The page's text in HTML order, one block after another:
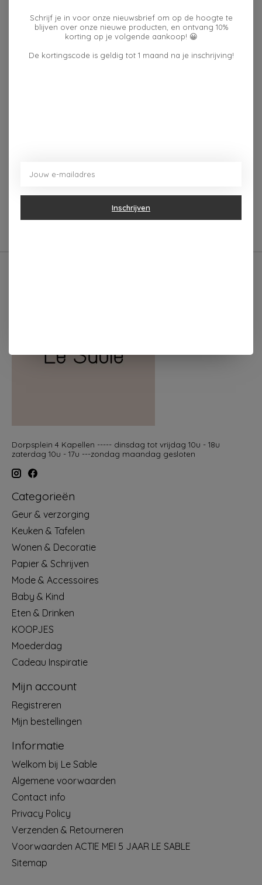
Toevoegen aan winkelwagen
Plaats bestelling
leuke ding op je salontafel en laat'm stralen! Dit
Dorpsplein 4 Kapellen ----- dinsdag tot vrijdag 10u - 18u
zaterdag 10u - 17u ---zondag maandag gesloten
Categorieën
Geur & verzorging
Keuken & Tafelen
Wonen & Decoratie
Papier & Schrijven
Mode & Accessoires
Baby & Kind
Eten & Drinken
KOOPJES
Moederdag
Cadeau Inspiratie
Mijn account
Registreren
Mijn bestellingen
Informatie
Welkom bij Le Sable
Algemene voorwaarden
Contact info
Privacy Policy
Verzenden & Retourneren
Voorwaarden ACTIE MEI 5 JAAR LE SABLE
Sitemap
Schrijf je in voor onze nieuwsbrief om op de hoogte te
blijven over onze nieuwe producten, en ontvang 10%
korting op je volgende aankoop! 😀
De kortingscode is geldig tot 1 maand na je inschrijving!
Inschrijven